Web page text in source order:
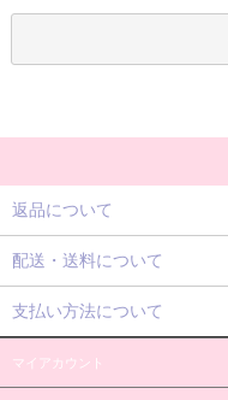
返品について
配送・送料について
支払い方法について
マイアカウント